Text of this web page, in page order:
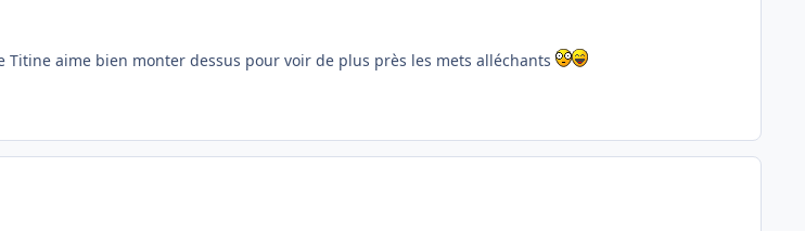
aime bien monter dessus pour voir de plus près les mets alléchants